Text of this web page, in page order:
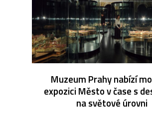
Muzeum Prahy nabízí
expozici Město v čase s
na světové úrovni